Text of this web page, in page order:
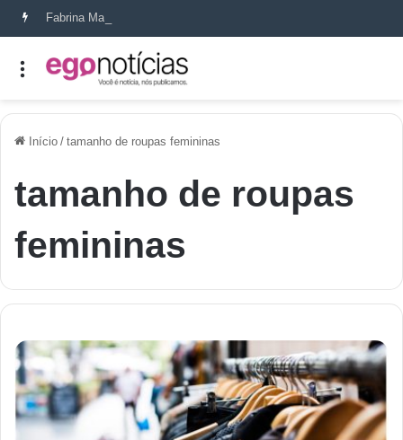
Fabrina Mahin e a arte de reconstruir confiança
Início / tamanho de roupas femininas
tamanho de roupas
femininas